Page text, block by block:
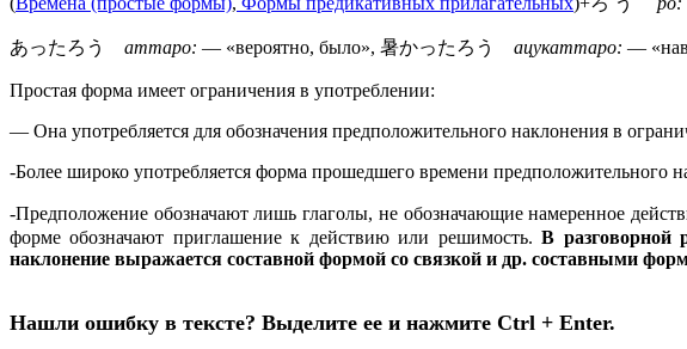
あったろう аттаро: — «вероятно, было», 暑かったろう ацукаттаро: —
Простая форма имеет ограничения в употреблении:
— Она употребляется для обозначения предположительного наклонения в
-Более широко употребляется форма прошедшего времени предположительного
-Предположение обозначают лишь глаголы, не обозначающие намеренное
форме обозначают приглашение к действию или решимость.В разговорной
наклонение выражается составной формой со связкой и др. составными
Нашли ошибку в тексте? Выделите ее и нажмите Ctrl + Enter.